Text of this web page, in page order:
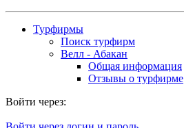
Турфирмы
Поиск турфирм
Велл - Абакан
Общая информация
Отзывы о турфирме
Войти через: